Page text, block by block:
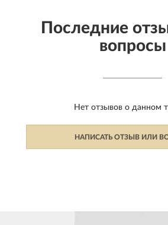
Последние
вопросы
Нет отзывов о данном
НАПИСАТЬ ОТЗЫВ ИЛИ